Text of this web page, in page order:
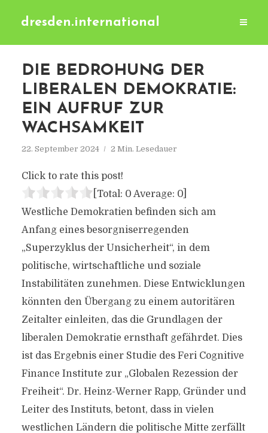
dresden.international
DIE BEDROHUNG DER
LIBERALEN DEMOKRATIE:
EIN AUFRUF ZUR
WACHSAMKEIT
22. September 2024 2 Min. Lesedauer
Click to rate this post!
[Total: 0 Average: 0]
Westliche Demokratien befinden sich am
Anfang eines besorgniserregenden
„Superzyklus der Unsicherheit“, in dem
politische, wirtschaftliche und soziale
Instabilitäten zunehmen. Diese Entwicklungen
könnten den Übergang zu einem autoritären
Zeitalter einleiten, das die Grundlagen der
liberalen Demokratie ernsthaft gefährdet. Dies
ist das Ergebnis einer Studie des Feri Cognitive
Finance Institute zur „Globalen Rezession der
Freiheit“. Dr. Heinz-Werner Rapp, Gründer und
Leiter des Instituts, betont, dass in vielen
westlichen Ländern die politische Mitte zerfällt